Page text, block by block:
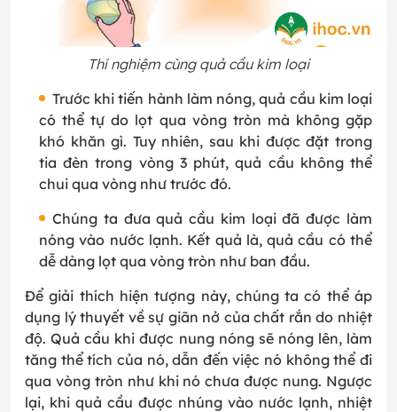
Thí nghiệm cùng quả cầu kim loại
Trước khi tiến hành làm nóng, quả cầu kim loại
có thể tự do lọt qua vòng tròn mà không gặp
khó khăn gì. Tuy nhiên, sau khi được đặt trong
tia đèn trong vòng 3 phút, quả cầu không thể
chui qua vòng như trước đó.
Chúng ta đưa quả cầu kim loại đã được làm
nóng vào nước lạnh. Kết quả là, quả cầu có thể
dễ dàng lọt qua vòng tròn như ban đầu.
Để giải thích hiện tượng này, chúng ta có thể áp
dụng lý thuyết về sự giãn nở của chất rắn do nhiệt
độ. Quả cầu khi được nung nóng sẽ nóng lên, làm
tăng thể tích của nó, dẫn đến việc nó không thể đi
qua vòng tròn như khi nó chưa được nung. Ngược
lại, khi quả cầu được nhúng vào nước lạnh, nhiệt